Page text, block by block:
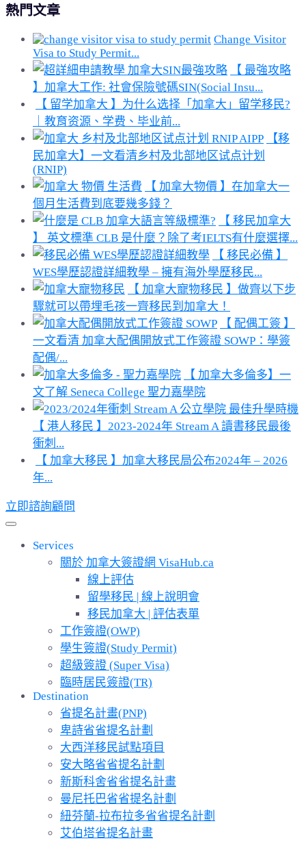
熱門文章
Change Visitor
Visa to Study Permit...
【 最強攻略
】加拿大工作: 社會保險號碼SIN(Social Insu...
【 留学加拿大 】为什么选择「加拿大」留学移民?
｜教育资源、学费、毕业前...
【移
民加拿大】一文看清乡村及北部地区试点计划
(RNIP)
【 加拿大物價 】在加拿大一
個月生活費到底要幾多錢？
【 移民加拿大
】 英文標準 CLB 是什麼？除了考IELTS有什麼選擇...
【 移民必備 】
WES學歷認證詳細教學 – 擁有海外學歷移民...
【 加拿大寵物移民 】做齊以下步
驟就可以帶埋毛孩一齊移民到加拿大！
【 配偶工簽 】
一文看清 加拿大配偶開放式工作簽證 SOWP：學簽
配偶/...
【 加拿大多倫多】一
文了解 Seneca College 聖力嘉學院
【 港人移民 】2023-2024年 Stream A 讀書移民最後
衝刺...
【 加拿大移民 】加拿大移民局公布2024年 – 2026
年...
立即諮詢顧問
Services
關於 加拿大簽證網 VisaHub.ca
線上評估
留學移民 | 線上說明會
移民加拿大 | 評估表單
工作簽證(OWP)
學生簽證(Study Permit)
超級簽證 (Super Visa)
臨時居民簽證(TR)
Destination
省提名計畫(PNP)
卑詩省省提名計劃
大西洋移民試點項目
安大略省省提名計劃
新斯科舍省省提名計畫
曼尼托巴省省提名計劃
紐芬蘭-拉布拉多省省提名計劃
艾伯塔省提名計畫